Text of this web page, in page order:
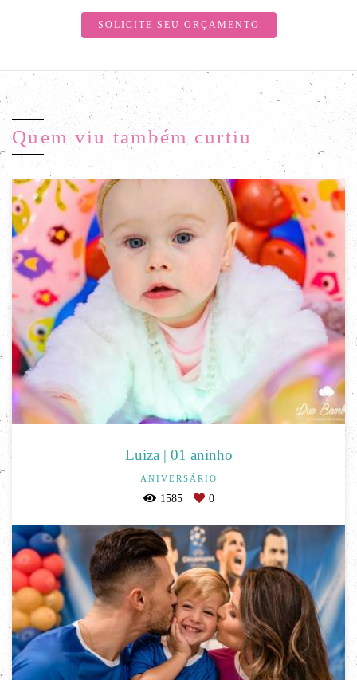
SOLICITE SEU ORÇAMENTO
Quem viu também curtiu
Luiza | 01 aninho
ANIVERSÁRIO
1585 0